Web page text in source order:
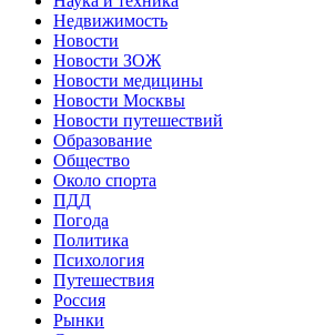
Недвижимость
Новости
Новости ЗОЖ
Новости медицины
Новости Москвы
Новости путешествий
Образование
Общество
Около спорта
ПДД
Погода
Политика
Психология
Путешествия
Россия
Рынки